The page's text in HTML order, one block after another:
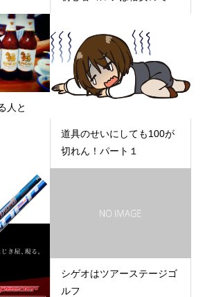
人と
道具のせいにしても100が
切れん！パート１
シゲオはツアーステージゴ
ルフ